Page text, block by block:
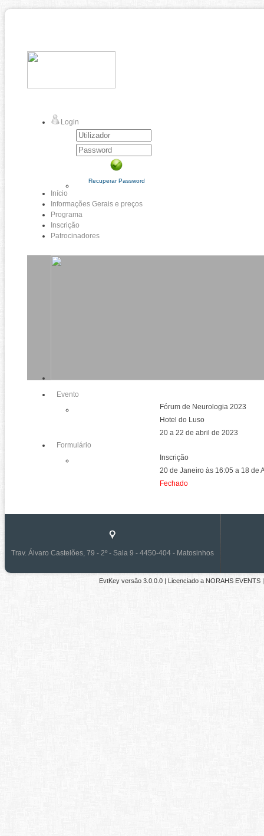
Login
Recuperar Password
Início
Informações Gerais e preços
Programa
Inscrição
Patrocinadores
Evento
Fórum de Neurologia 2023
Hotel do Luso
20 a 22 de abril de 2023
Formulário
Inscrição
20 de Janeiro às 16:05 a 18 de
Fechado
Trav. Álvaro Castelões, 79 - 2º - Sala 9 - 4450-404 - Matosinhos
EvtKey versão 3.0.0.0| Licenciado a NORAHS EVENTS